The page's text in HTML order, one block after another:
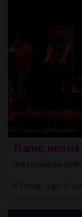
Ti amo, non
Una commedia
13 mag - 1 giu